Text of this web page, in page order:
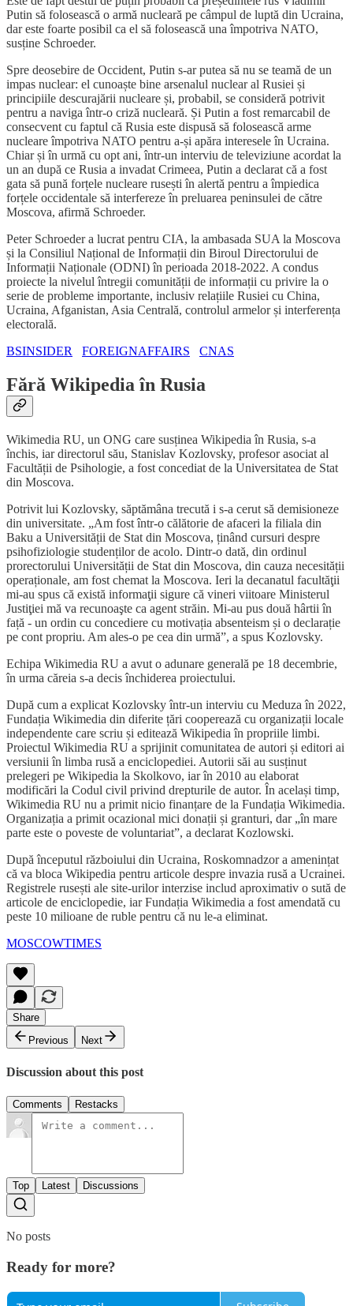
Putin să folosească o armă nucleară pe câmpul de luptă din Ucraina,
dar este foarte posibil ca el să folosească una împotriva NATO,
susține Schroeder.
Spre deosebire de Occident, Putin s-ar putea să nu se teamă de un
impas nuclear: el cunoaște bine arsenalul nuclear al Rusiei și
principiile descurajării nucleare și, probabil, se consideră potrivit
pentru a naviga într-o criză nucleară. Și Putin a fost remarcabil de
consecvent cu faptul că Rusia este dispusă să folosească arme
nucleare împotriva NATO pentru a-și apăra interesele în Ucraina.
Chiar și în urmă cu opt ani, într-un interviu de televiziune acordat la
un an după ce Rusia a invadat Crimeea, Putin a declarat că a fost
gata să pună forțele nucleare rusești în alertă pentru a împiedica
forțele occidentale să interfereze în preluarea peninsulei de către
Moscova, afirmă Schroeder.
Peter Schroeder a lucrat pentru CIA, la ambasada SUA la Moscova
și la Consiliul Național de Informații din Biroul Directorului de
Informații Naționale (ODNI) în perioada 2018-2022. A condus
proiecte la nivelul întregii comunității de informații cu privire la o
serie de probleme importante, inclusiv relațiile Rusiei cu China,
Ucraina, Afganistan, Asia Centrală, controlul armelor și interferența
electorală.
BSINSIDER
FOREIGNAFFAIRS CNAS
Fără Wikipedia în Rusia
Wikimedia RU, un ONG care susținea Wikipedia în Rusia, s-a
închis, iar directorul său, Stanislav Kozlovsky, profesor asociat al
Facultății de Psihologie, a fost concediat de la Universitatea de Stat
din Moscova.
Potrivit lui Kozlovsky, săptămâna trecută i s-a cerut să demisioneze
din universitate. „Am fost într-o călătorie de afaceri la filiala din
Baku a Universității de Stat din Moscova, ținând cursuri despre
psihofiziologie studenților de acolo. Dintr-o dată, din ordinul
prorectorului Universității de Stat din Moscova, din cauza necesității
operaționale, am fost chemat la Moscova. Ieri la decanatul facultăţii
mi-au spus că există informaţii sigure că vineri viitoare Ministerul
Justiţiei mă va recunoaşte ca agent străin. Mi-au pus două hârtii în
față - un ordin cu concediere cu motivația absenteism și o declarație
pe cont propriu. Am ales-o pe cea din urmă”, a spus Kozlovsky.
Echipa Wikimedia RU a avut o adunare generală pe 18 decembrie,
în urma căreia s-a decis închiderea proiectului.
După cum a explicat Kozlovsky într-un interviu cu Meduza în 2022,
Fundația Wikimedia din diferite țări cooperează cu organizații locale
independente care scriu și editează Wikipedia în propriile limbi.
Proiectul Wikimedia RU a sprijinit comunitatea de autori și editori ai
versiunii în limba rusă a enciclopediei. Autorii săi au susținut
prelegeri pe Wikipedia la Skolkovo, iar în 2010 au elaborat
modificări la Codul civil privind drepturile de autor. În același timp,
Wikimedia RU nu a primit nicio finanțare de la Fundația Wikimedia.
Organizația a primit ocazional mici donații și granturi, dar „în mare
parte este o poveste de voluntariat”, a declarat Kozlowski.
După începutul războiului din Ucraina, Roskomnadzor a amenințat
că va bloca Wikipedia pentru articole despre invazia rusă a Ucrainei.
Registrele rusești ale site-urilor interzise includ aproximativ o sută de
articole de enciclopedie, iar Fundația Wikimedia a fost amendată cu
peste 10 milioane de ruble pentru că nu le-a eliminat.
MOSCOWTIMES
Share
Previous
Next
Discussion about this post
Comments Restacks
Top Latest Discussions
No posts
Ready for more?